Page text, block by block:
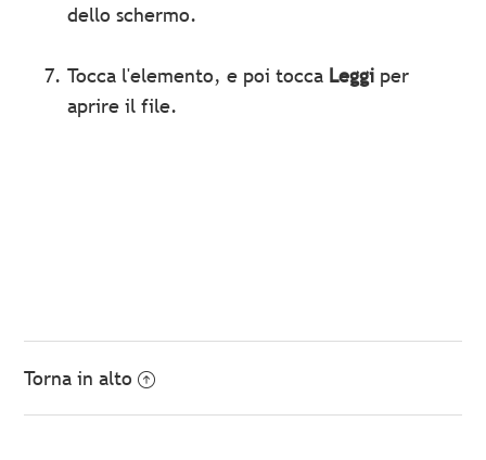
dello schermo.
Tocca l'elemento, e poi tocca Leggi per
aprire il file.
Torna in alto